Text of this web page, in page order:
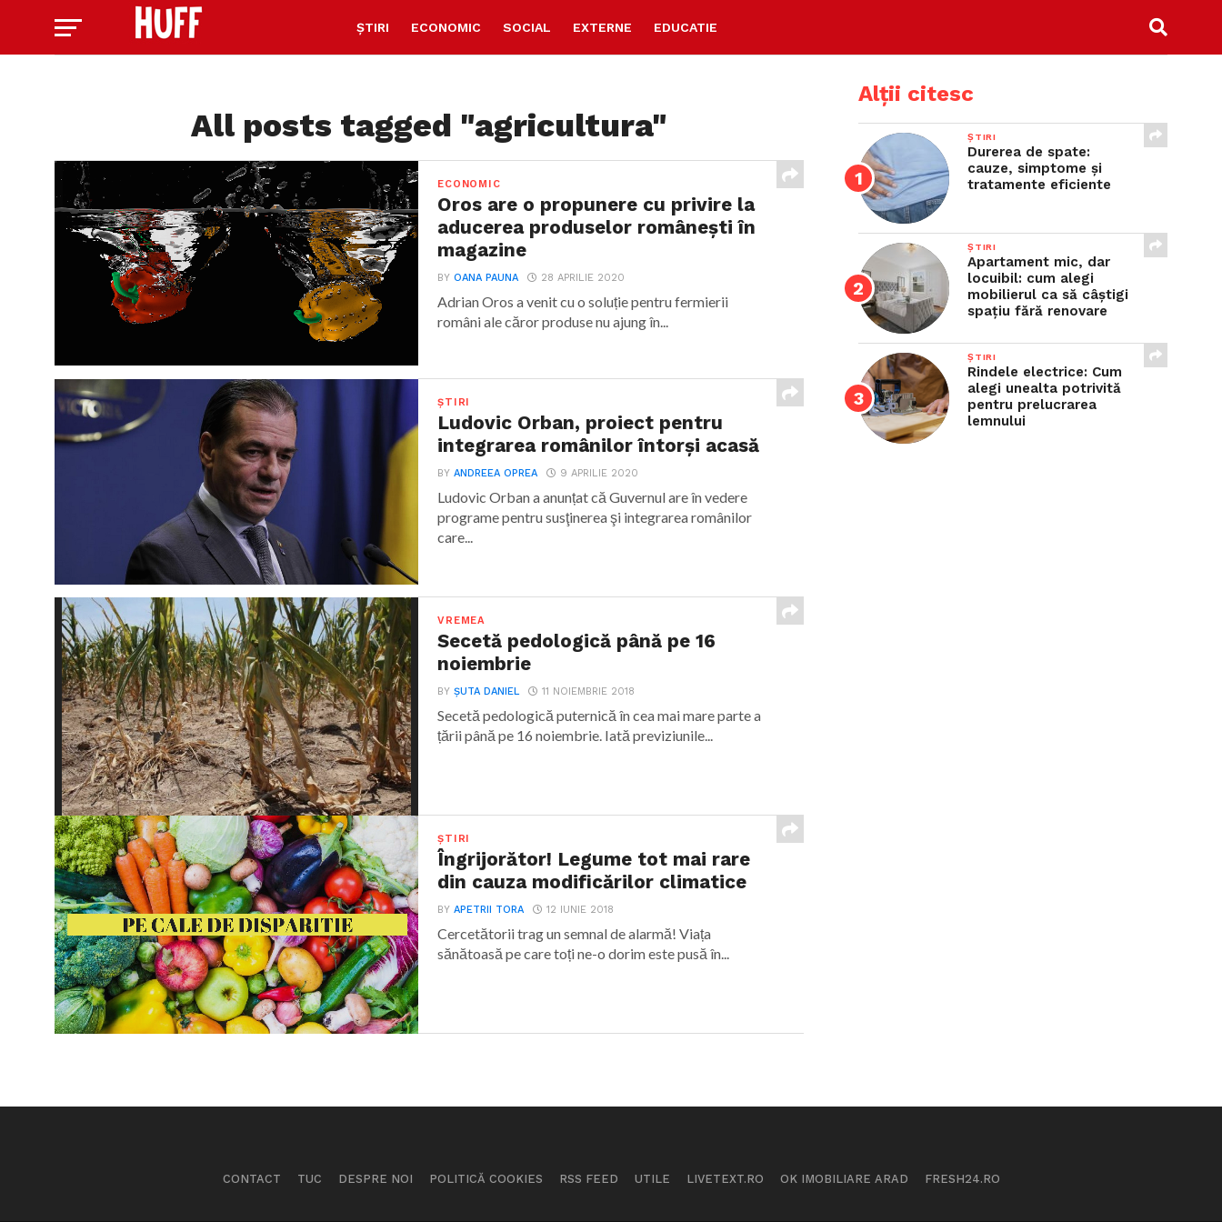
ȘTIRI ECONOMIC SOCIAL EXTERNE EDUCATIE
All posts tagged "agricultura"
ECONOMIC
Oros are o propunere cu privire la
aducerea produselor românești în
magazine
BYOANA PAUNA 28 APRILIE 2020
Adrian Oros a venit cu o soluție pentru fermierii
români ale căror produse nu ajung în...
ȘTIRI
Ludovic Orban, proiect pentru
integrarea românilor întorși acasă
BYANDREEA OPREA 9 APRILIE 2020
Ludovic Orban a anunțat că Guvernul are în vedere
programe pentru susţinerea şi integrarea românilor
care...
VREMEA
Secetă pedologică până pe 16
noiembrie
BYȘUTA DANIEL 11 NOIEMBRIE 2018
Secetă pedologică puternică în cea mai mare parte a
țării până pe 16 noiembrie. Iată previziunile...
ȘTIRI
Îngrijorător! Legume tot mai rare
din cauza modificărilor climatice
BYAPETRII TORA 12 IUNIE 2018
Cercetătorii trag un semnal de alarmă! Viața
sănătoasă pe care toți ne-o dorim este pusă în...
Alții citesc
ȘTIRI
Durerea de spate:
cauze, simptome și
tratamente eficiente
ȘTIRI
Apartament mic, dar
locuibil: cum alegi
mobilierul ca să câștigi
spațiu fără renovare
ȘTIRI
Rindele electrice: Cum
alegi unealta potrivită
pentru prelucrarea
lemnului
CONTACT TUC DESPRE NOI POLITICĂ COOKIES RSS FEED UTILE LIVETEXT.RO OK IMOBILIARE ARAD FRESH24.RO